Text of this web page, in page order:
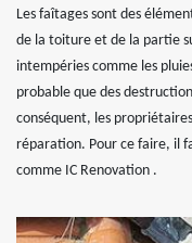
Les faîtages sont des
de la toiture et de la partie
intempéries comme les
probable que des
conséquent, les
réparation. Pour ce faire, il
comme IC Renovation .